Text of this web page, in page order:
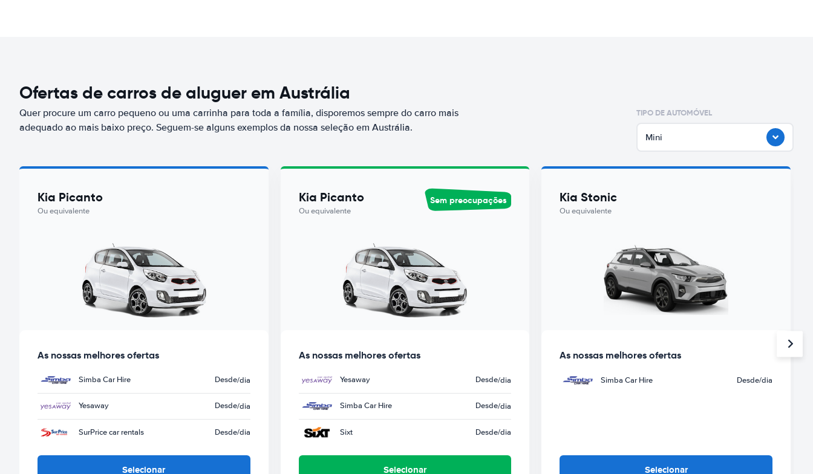
Ofertas de carros de aluguer em Austrália
Quer procure um carro pequeno ou uma carrinha para toda a família, disporemos sempre do carro mais
adequado ao mais baixo preço. Seguem-se alguns exemplos da nossa seleção em Austrália.
TIPO DE AUTOMÓVEL
Mini
Kia Picanto
Ou equivalente
As nossas melhores ofertas
Simba Car Hire Desde/dia
Yesaway Desde/dia
SurPrice car rentals Desde/dia
Selecionar
Kia Picanto
Ou equivalente
Sem preocupações
As nossas melhores ofertas
Yesaway Desde/dia
Simba Car Hire Desde/dia
Sixt Desde/dia
Selecionar
Kia Stonic
Ou equivalente
As nossas melhores ofertas
Simba Car Hire Desde/dia
Selecionar